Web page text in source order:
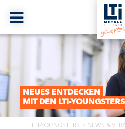
NEUES ENTDECKEN
MIT DEN LTI-YOUNGSTERS
LTI-YOUNGSTERS NEWS &